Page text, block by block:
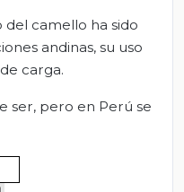
camello ha sido
andinas, su uso
carga.
ser, pero en Perú se